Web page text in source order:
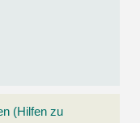
(Hilfen zu